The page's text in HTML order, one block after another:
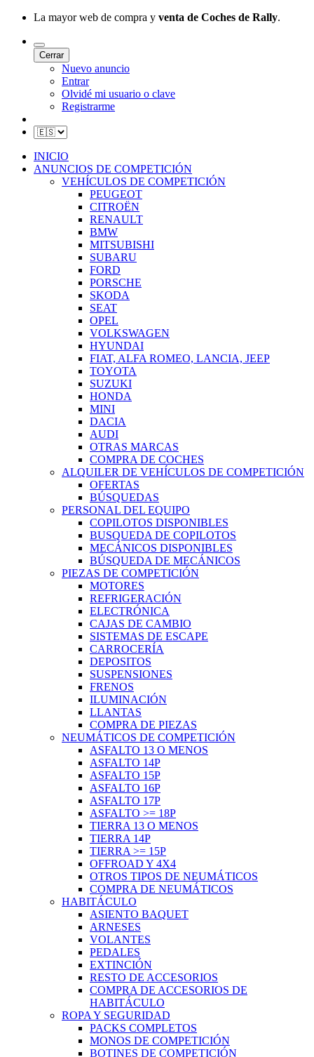
La mayor web de compra y venta de Coches de Rally.
Cerrar
Nuevo anuncio
Entrar
Olvidé mi usuario o clave
Registrarme
INICIO
ANUNCIOS DE COMPETICIÓN
VEHÍCULOS DE COMPETICIÓN
PEUGEOT
CITROËN
RENAULT
BMW
MITSUBISHI
SUBARU
FORD
PORSCHE
SKODA
SEAT
OPEL
VOLKSWAGEN
HYUNDAI
FIAT, ALFA ROMEO, LANCIA, JEEP
TOYOTA
SUZUKI
HONDA
MINI
DACIA
AUDI
OTRAS MARCAS
COMPRA DE COCHES
ALQUILER DE VEHÍCULOS DE COMPETICIÓN
OFERTAS
BÚSQUEDAS
PERSONAL DEL EQUIPO
COPILOTOS DISPONIBLES
BUSQUEDA DE COPILOTOS
MECÁNICOS DISPONIBLES
BÚSQUEDA DE MECÁNICOS
PIEZAS DE COMPETICIÓN
MOTORES
REFRIGERACIÓN
ELECTRÓNICA
CAJAS DE CAMBIO
SISTEMAS DE ESCAPE
CARROCERÍA
DEPOSITOS
SUSPENSIONES
FRENOS
ILUMINACIÓN
LLANTAS
COMPRA DE PIEZAS
NEUMÁTICOS DE COMPETICIÓN
ASFALTO 13 O MENOS
ASFALTO 14P
ASFALTO 15P
ASFALTO 16P
ASFALTO 17P
ASFALTO >= 18P
TIERRA 13 O MENOS
TIERRA 14P
TIERRA >= 15P
OFFROAD Y 4X4
OTROS TIPOS DE NEUMÁTICOS
COMPRA DE NEUMÁTICOS
HABITÁCULO
ASIENTO BAQUET
ARNESES
VOLANTES
PEDALES
EXTINCIÓN
RESTO DE ACCESORIOS
COMPRA DE ACCESORIOS DE
HABITÁCULO
ROPA Y SEGURIDAD
PACKS COMPLETOS
MONOS DE COMPETICIÓN
BOTINES DE COMPETICIÓN